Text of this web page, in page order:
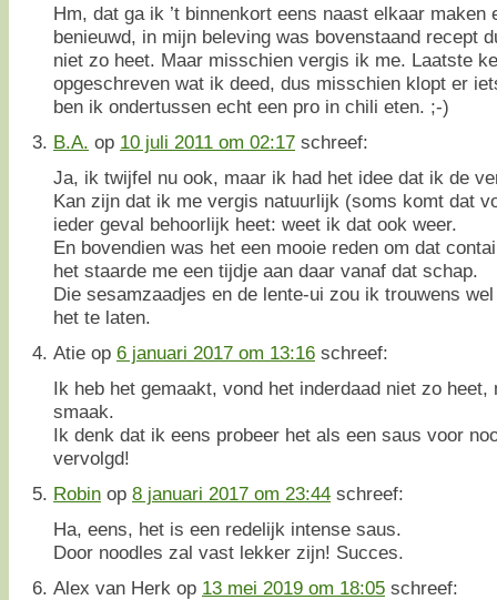
Hm, dat ga ik ’t binnenkort eens naast elkaar maken
benieuwd, in mijn beleving was bovenstaand recept
niet zo heet. Maar misschien vergis ik me. Laatste
opgeschreven wat ik deed, dus misschien klopt er
ben ik ondertussen echt een pro in chili eten. ;-)
B.A. op 10 juli 2011 om 02:17 schreef:
Ja, ik twijfel nu ook, maar ik had het idee dat ik de
Kan zijn dat ik me vergis natuurlijk (soms komt dat
ieder geval behoorlijk heet: weet ik dat ook weer.
En bovendien was het een mooie reden om dat
het staarde me een tijdje aan daar vanaf dat schap.
Die sesamzaadjes en de lente-ui zou ik trouwens
het te laten.
Atie op 6 januari 2017 om 13:16 schreef:
Ik heb het gemaakt, vond het inderdaad niet zo
smaak.
Ik denk dat ik eens probeer het als een saus voor
vervolgd!
Robin op 8 januari 2017 om 23:44 schreef:
Ha, eens, het is een redelijk intense saus.
Door noodles zal vast lekker zijn! Succes.
Alex van Herk op 13 mei 2019 om 18:05 schreef: